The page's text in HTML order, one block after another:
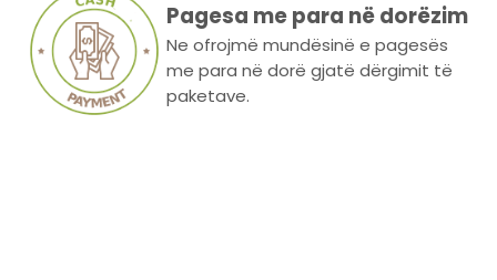
Pagesa me para në dorëzim
Ne ofrojmë mundësinë e pagesës
me para në dorë gjatë dërgimit të
paketave.